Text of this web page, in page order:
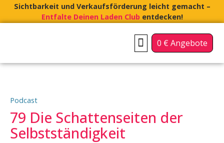
Sichtbarkeit und Verkaufsförderung leicht gemacht –
Entfalte Deinen Laden Clubentdecken!
0 € Angebote
Podcast
79 Die Schattenseiten der
Selbstständigkeit